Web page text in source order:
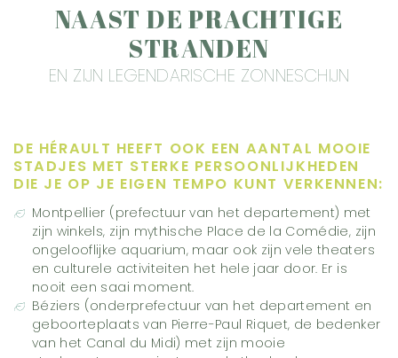
NAAST DE PRACHTIGE
STRANDEN
EN ZIJN LEGENDARISCHE ZONNESCHIJN
DE HÉRAULT HEEFT OOK EEN AANTAL MOOIE
STADJES MET STERKE PERSOONLIJKHEDEN
DIE JE OP JE EIGEN TEMPO KUNT VERKENNEN:
Montpellier (prefectuur van het departement) met
zijn winkels, zijn mythische Place de la Comédie, zijn
ongelooflijke aquarium, maar ook zijn vele theaters
en culturele activiteiten het hele jaar door. Er is
nooit een saai moment.
Béziers (onderprefectuur van het departement en
geboorteplaats van Pierre-Paul Riquet, de bedenker
van het Canal du Midi) met zijn mooie